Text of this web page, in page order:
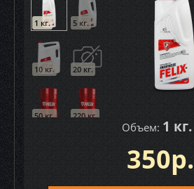
1 кг. 5 кг.
10 кг. 20 кг.
50 кг. 220 кг.
Объем: 1 кг.
350р.